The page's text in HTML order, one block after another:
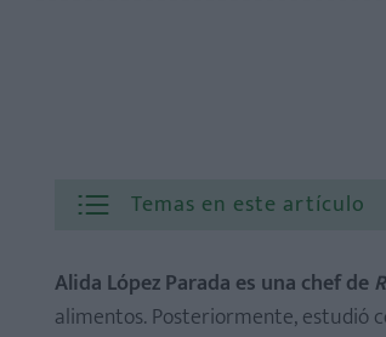
Temas en este artículo
Alida López Parada es una chef de
alimentos. Posteriormente, estudió